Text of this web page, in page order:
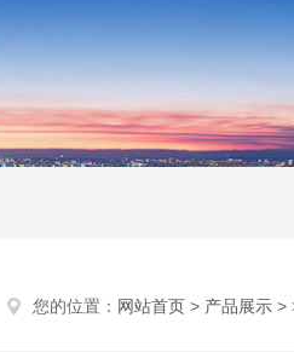
您的位置： 网站首页 > 产品展示 >